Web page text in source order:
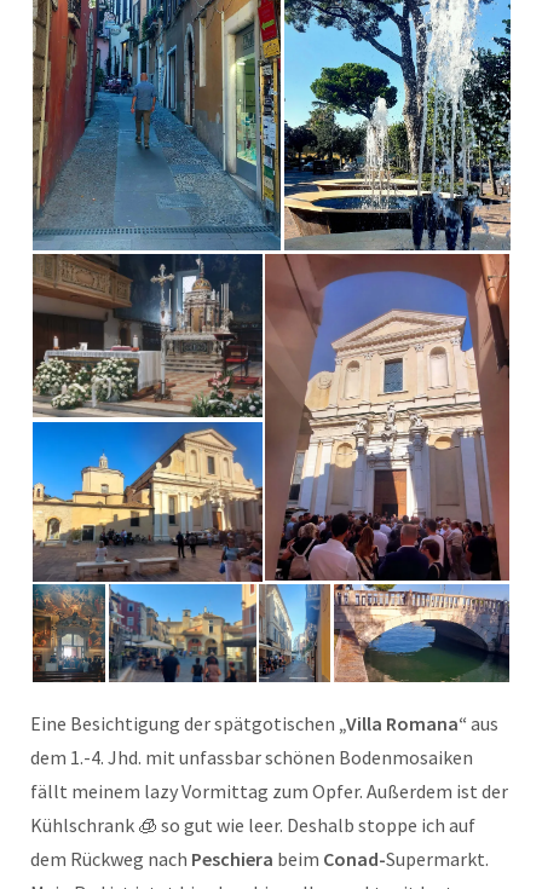
Eine Besichtigung der spätgotischen „Villa Romana“ aus
dem 1.-4. Jhd. mit unfassbar schönen Bodenmosaiken
fällt meinem lazy Vormittag zum Opfer. Außerdem ist der
Kühlschrank 🧊 so gut wie leer. Deshalb stoppe ich auf
dem Rückweg nach Peschiera beim Conad-Supermarkt.